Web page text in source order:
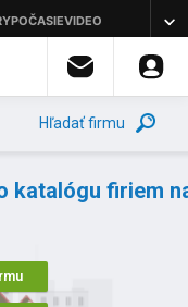
Hľadať firmu
katalógu firiem